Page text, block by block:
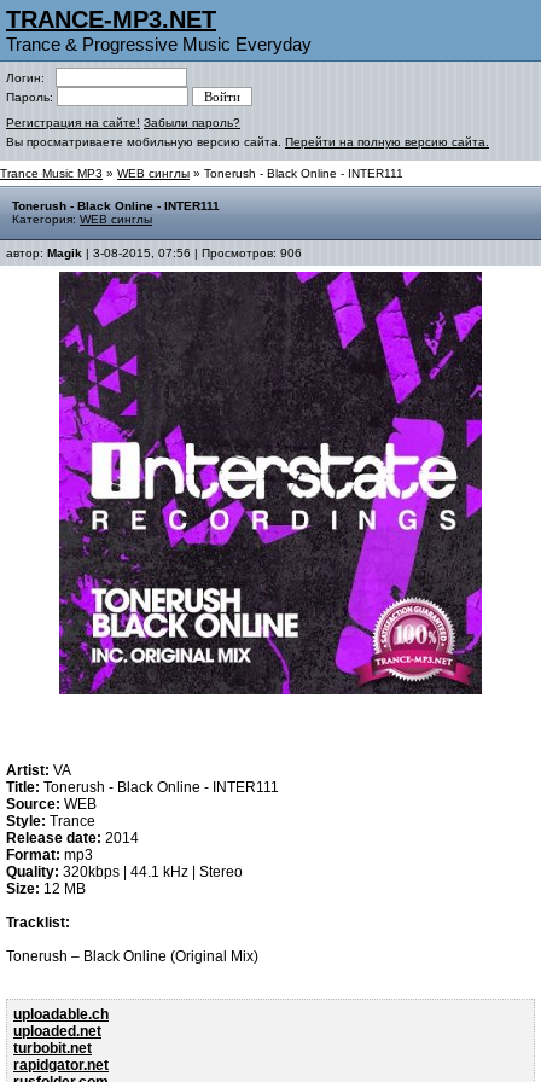
TRANCE-MP3.NET
Trance & Progressive Music Everyday
Логин:
Пароль:
Регистрация на сайте! Забыли пароль?
Вы просматриваете мобильную версию сайта. Перейти на полную версию сайта.
Trance Music MP3 » WEB синглы » Tonerush - Black Online - INTER111
Tonerush - Black Online - INTER111
Категория: WEB синглы
автор: Magik | 3-08-2015, 07:56 | Просмотров: 906
Artist: VA
Title: Tonerush - Black Online - INTER111
Source: WEB
Style: Trance
Release date: 2014
Format: mp3
Quality: 320kbps | 44.1 kHz | Stereo
Size: 12 MB
Tracklist:
Tonerush – Black Online (Original Mix)
uploadable.ch
uploaded.net
turbobit.net
rapidgator.net